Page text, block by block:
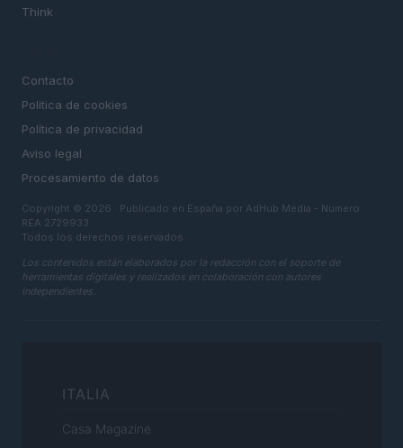
Think
Contacto
Politica de cookies
Política de privacidad
Aviso legal
Procesamiento de datos
Copyright © 2026 · Publicado en España por AdHub Media - Numero
REA 2729933
Todos los derechos reservados
Los contenidos están elaborados por la redacción con el soporte de
herramientas digitales y realizados en colaboración con autores
independientes.
ITALIA
Casa Magazine